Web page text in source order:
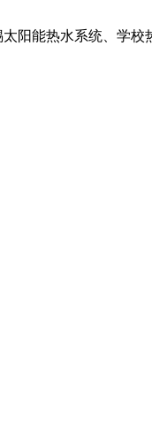
阳能热水系统、学校